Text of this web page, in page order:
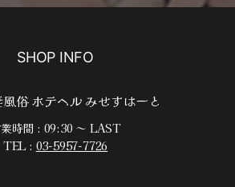
SHOP INFO
俗 ホテヘル みせすはーと
時間 : 09:30 ～ LAST
TEL : 03-5957-7726